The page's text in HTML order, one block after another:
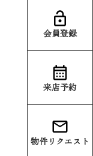
会員登録
来店予約
物件リクエスト